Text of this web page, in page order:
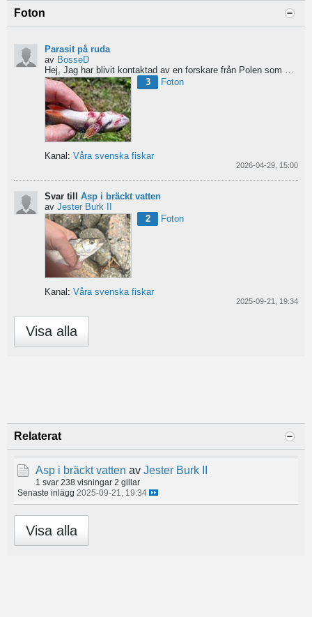
Foton
Parasit på ruda
av BosseD
Hej, Jag har blivit kontaktad av en forskare från Polen som är på jakt efter material av...
3
Foton
Kanal: Våra svenska fiskar
2026-04-29, 15:00
Svar till Asp i bräckt vatten
av Jester Burk II
2
Foton
Kanal: Våra svenska fiskar
2025-09-21, 19:34
Visa alla
Relaterat
Asp i bräckt vatten av Jester Burk II
1 svar 238 visningar 2 gillar
Senaste inlägg 2025-09-21, 19:34
Visa alla